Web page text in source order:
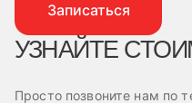
Записаться
УЗНАЙТЕ
Просто позвоните нам по